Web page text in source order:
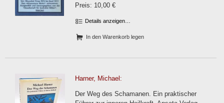
Preis: 10,00 €
Details anzeigen…
In den Warenkorb legen
Harner, Michael:
Der Weg des Schamanen. Ein praktischer